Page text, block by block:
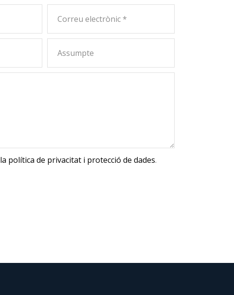
la política de privacitat i protecció de dades.